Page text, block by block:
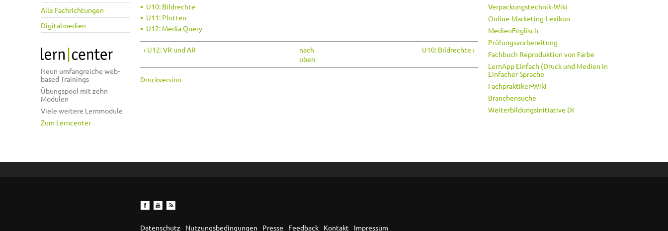
Alle Fachrichtungen
Digitalmedien
Neun umfangreiche web-
based Trainings
Übungspool mit zehn
Modulen
Viele weitere Lernmodule
Zum Lerncenter
U10: Bildrechte
U11: Plotten
U12: Media Query
‹ U12: VR und AR
nach
oben
U10: Bildrechte ›
Druckversion
Verpackungstechnik-Wiki
Online-Marketing-Lexikon
MedienEnglisch
Prüfungsvorbereitung
Fachbuch Reproduktion von Farbe
LernApp Einfach (Druck und Medien in
Einfacher Sprache
Fachpraktiker-Wiki
Branchensuche
Weiterbildungsinitiative DI
Datenschutz Nutzungsbedingungen Presse Feedback Kontakt Impressum